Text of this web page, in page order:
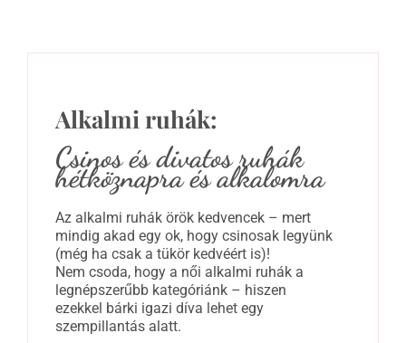
Alkalmi ruhák:
Csinos és divatos ruhák
hétköznapra és alkalomra
Az alkalmi ruhák örök kedvencek – mert
mindig akad egy ok, hogy csinosak legyünk
(még ha csak a tükör kedvéért is)!
Nem csoda, hogy a női alkalmi ruhák a
legnépszerűbb kategóriánk – hiszen
ezekkel bárki igazi díva lehet egy
szempillantás alatt.